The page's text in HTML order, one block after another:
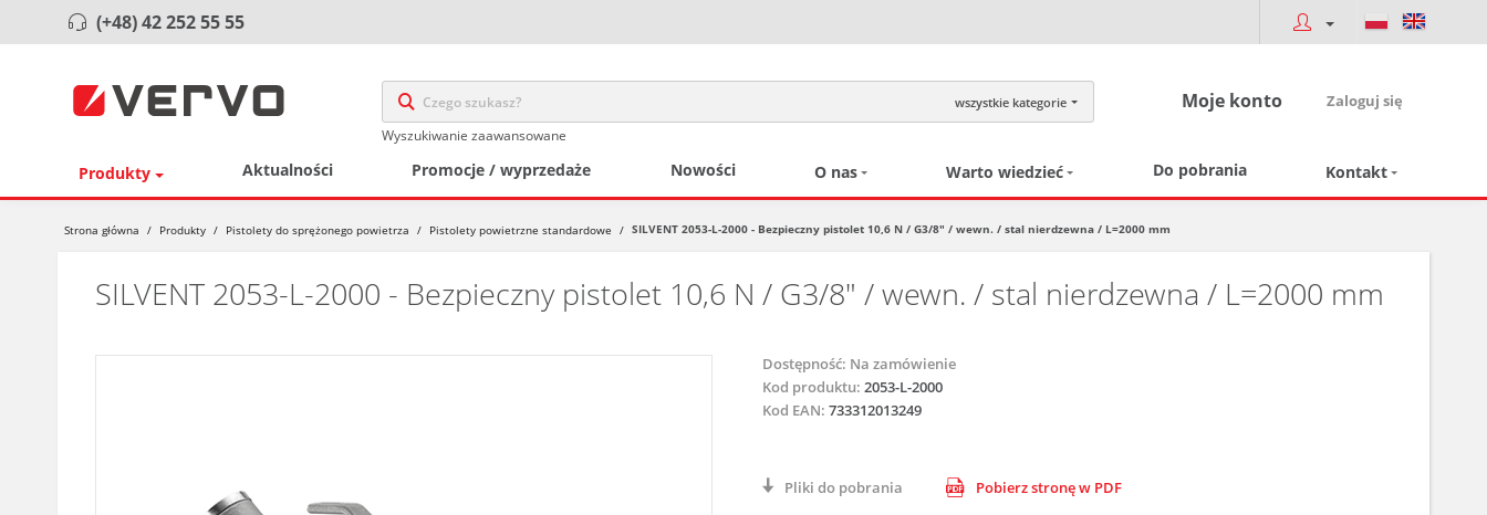
(+48) 42 252 55 55
wszystkie kategorie
Wyszukiwanie zaawansowane
Moje konto Zaloguj się
Produkty Aktualności Promocje / wyprzedaże Nowości O nas Warto wiedzieć Do pobrania Kontakt
Strona główna / Produkty / Pistolety do sprężonego powietrza / Pistolety powietrzne standardowe / SILVENT 2053-L-2000 - Bezpieczny pistolet 10,6 N / G3/8" / wewn. / stal nierdzewna / L=2000 mm
SILVENT 2053-L-2000 - Bezpieczny pistolet 10,6 N / G3/8" / wewn. / stal nierdzewna / L=2000 mm
Dostępność: Na zamówienie
Kod produktu: 2053-L-2000
Kod EAN: 733312013249
Pliki do pobrania Pobierz stronę w PDF